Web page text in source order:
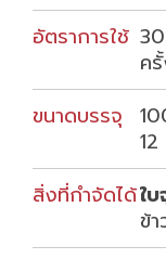
อัตราการใช้
ค
ขนาดบรรจุ
สิ่งที่กำจัดได้ใ
ข้า